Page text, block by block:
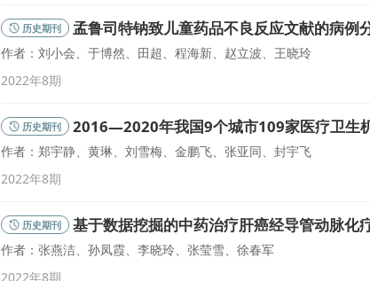
历史期刊 孟鲁司特钠致儿童药品不良反应文献的病例
作者：刘小会、于博然、田超、程海新、赵立波、王晓玲
2022年8期
历史期刊 2016—2020年我国9个城市109家医疗卫生
作者：郑宇静、黄琳、刘雪梅、金鹏飞、张亚同、封宇飞
2022年8期
历史期刊 基于数据挖掘的中药治疗肝癌经导管动脉化
作者：张燕洁、孙凤霞、李晓玲、张莹雪、徐春军
2022年8期